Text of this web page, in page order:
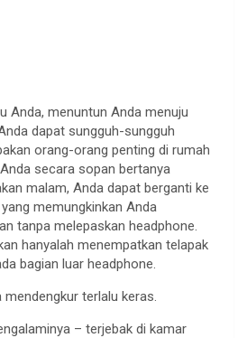
Anda, menuntun Anda menuju
dapat sungguh-sungguh
orang-orang penting di rumah
secara sopan bertanya
malam, Anda dapat berganti ke
memungkinkan Anda
tanpa melepaskan headphone.
hanyalah menempatkan telapak
bagian luar headphone.
terlalu keras.
– terjebak di kamar